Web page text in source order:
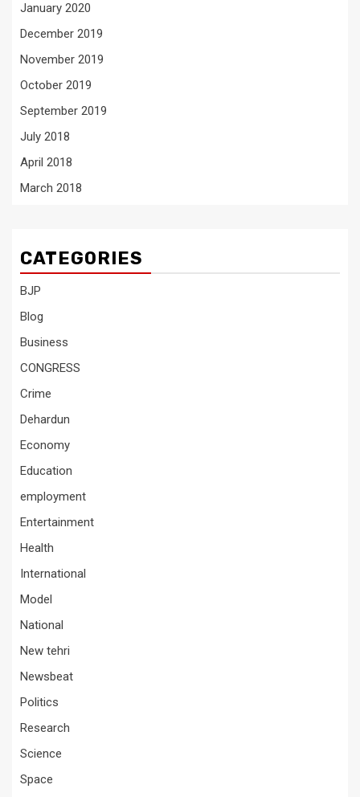
January 2020
December 2019
November 2019
October 2019
September 2019
July 2018
April 2018
March 2018
CATEGORIES
BJP
Blog
Business
CONGRESS
Crime
Dehardun
Economy
Education
employment
Entertainment
Health
International
Model
National
New tehri
Newsbeat
Politics
Research
Science
Space